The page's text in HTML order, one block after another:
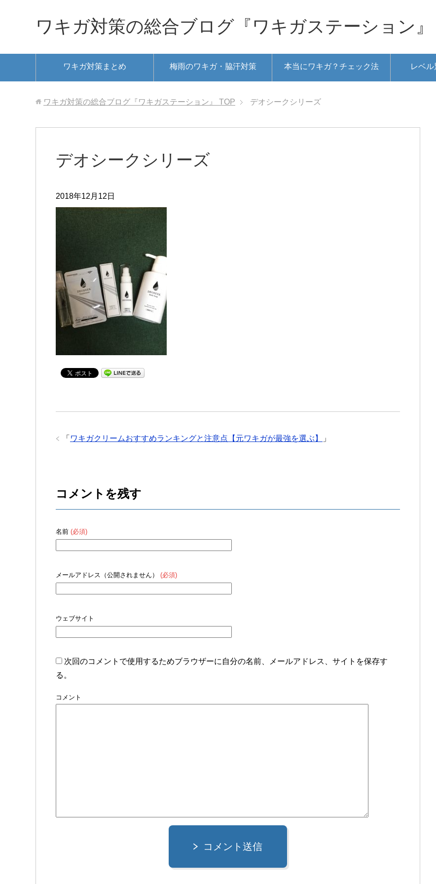
ワキガ対策の総合ブログ『ワキガステーション』
ワキガ対策まとめ 梅雨のワキガ・脇汗対策 本当にワキガ？チェック法 レベ
ワキガ対策の総合ブログ『ワキガステーション』 TOP デオシークシリーズ
デオシークシリーズ
2018年12月12日
「 ワキガクリームおすすめランキングと注意点【元ワキガが最強を選ぶ】 」
コメントを残す
名前 (必須)
メールアドレス（公開されません） (必須)
ウェブサイト
次回のコメントで使用するためブラウザーに自分の名前、メールアドレス、サイトを保存す
る。
コメント
コメント送信